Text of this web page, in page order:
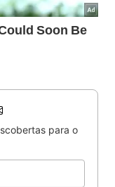
para o